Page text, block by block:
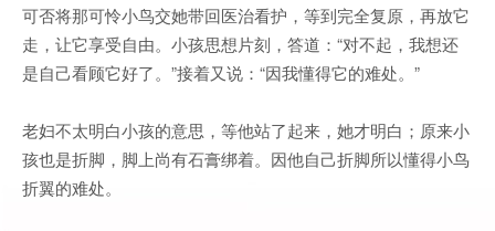
可否将那可怜小鸟交她带回医治看护，等到完全复原，再放它
走，让它享受自由。小孩思想片刻，答道：“对不起，我想还
是自己看顾它好了。”接着又说：“因我懂得它的难处。”
老妇不太明白小孩的意思，等他站了起来，她才明白；原来小
孩也是折脚，脚上尚有石膏绑着。因他自己折脚所以懂得小鸟
折翼的难处。